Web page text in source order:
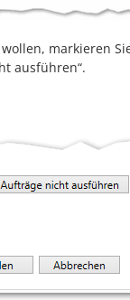
markieren
ausführen“.